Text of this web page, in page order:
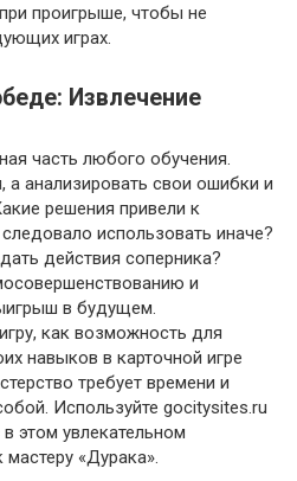
проигрыше, чтобы не
играх.
Извлечение
часть любого обучения.
а анализировать свои ошибки и
решения привели к
использовать иначе?
действия соперника?
и
в будущем.
как возможность для
навыков в карточной игре
требует времени и
Используйте gocitysites.ru
этом увлекательном
мастеру «Дурака».